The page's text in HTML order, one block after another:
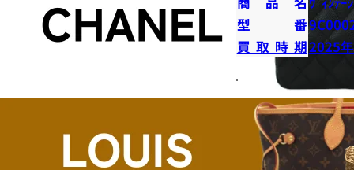
型番
買取時期2025